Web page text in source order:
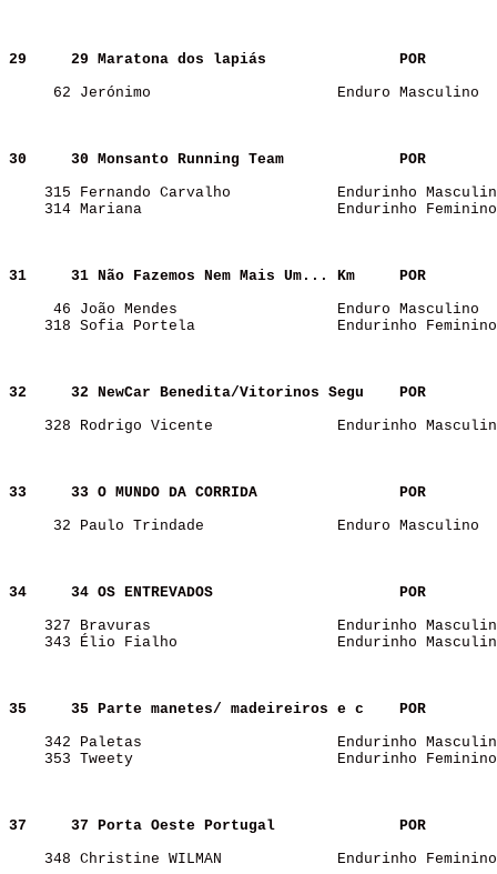
29 29 Maratona dos lapiás
POR
62 Jerónimo                     Enduro Masculino
30 30 Monsanto Running Team
POR
315 Fernando Carvalho
314 Mariana
31 31 Não Fazemos Nem Mais Um... Km
POR
46 João Mendes                  Enduro Masculino
318 Sofia Portela
32 32 NewCar Benedita/Vitorinos Segu
POR
328 Rodrigo Vicente
33 33 O MUNDO DA CORRIDA
POR
32 Paulo Trindade               Enduro Masculino
34 34 OS ENTREVADOS
POR
327 Bravuras
343 Élio Fialho
35 35 Parte manetes/ madeireiros e c
POR
342 Paletas
353 Tweety
37 37 Porta Oeste Portugal
POR
348 Christine WILMAN